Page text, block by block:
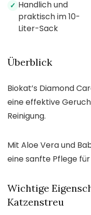
✓ Handlich und
praktisch im 10-
Liter-Sack
Überblick
Biokat’s Diamond
eine effektive
Reinigung.
Mit Aloe Vera und
eine sanfte Pflege
Wichtige
Katzenstreu